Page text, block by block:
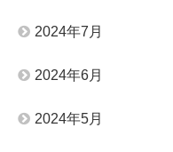
2024年7月
2024年6月
2024年5月